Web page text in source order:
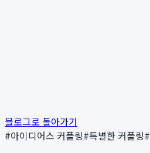
블로그로 돌아가기
#아이디어스 커플링#특별한 커플링#